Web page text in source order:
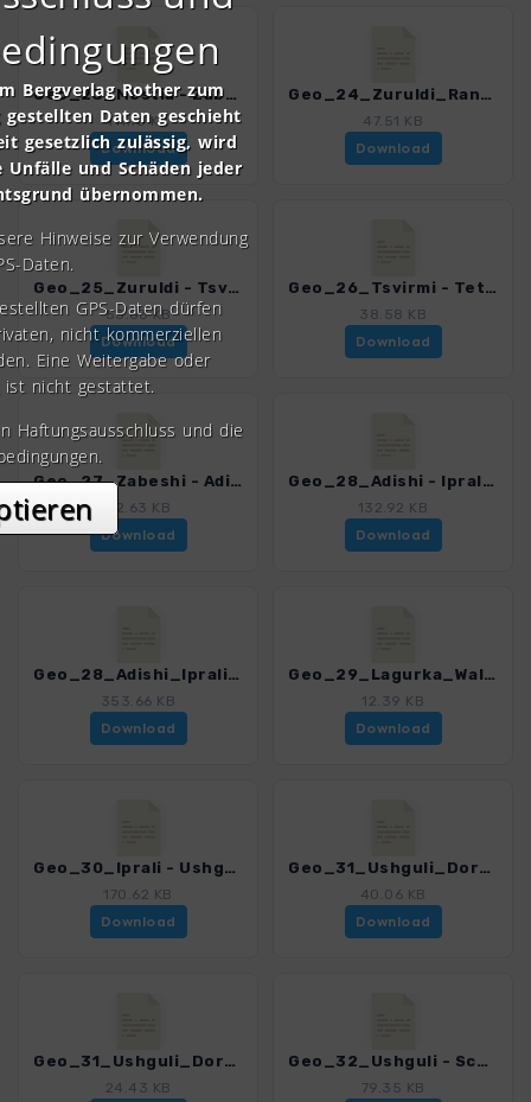
Geo_23_Mestia - Zabeshi.gpx
111.13 KB
Download
Geo_24_Zuruldi_Range.gpx
47.51 KB
Download
Geo_25_Zuruldi - Tsvirmi.gpx
53.63 KB
Download
Geo_26_Tsvirmi - Tetnuldi_Liftstation.gpx
38.58 KB
Download
Geo_27_Zabeshi - Adishi.gpx
82.63 KB
Download
Geo_28_Adishi - Iprali.gpx
132.92 KB
Download
Geo_28_Adishi_Iprali_VAR.gpx
353.66 KB
Download
Geo_29_Lagurka_Wallfahrtskirche.gpx
12.39 KB
Download
Geo_30_Iprali - Ushguli.gpx
170.62 KB
Download
Geo_31_Ushguli_Dorfspaziergang.gpx
40.06 KB
Download
Geo_31_Ushguli_Dorfspaziergang_VAR.gpx
24.43 KB
Geo_32_Ushguli - Schchara_Gletscher.gpx
79.35 KB
Bergverlag Rother zum
Daten geschieht
gesetzlich zulässig, wird
und Schäden jeder
übernommen.
Hinweise zur Verwendung
Daten.
GPS-Daten dürfen
nicht kommerziellen
Eine Weitergabe oder
ist nicht gestattet.
Haftungsausschluss und die